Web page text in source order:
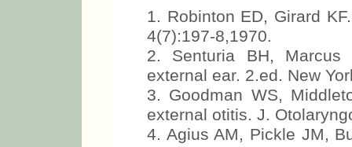
1. Robinton ED, Girard
4(7):197-8,1970.
2. Senturia BH,
external ear. 2.ed. New
3. Goodman WS,
external otitis. J.
4. Agius AM, Pickle JM,